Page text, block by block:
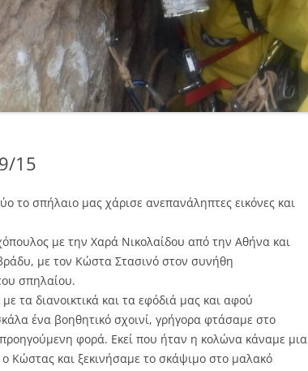
15
το σπήλαιο μας χάρισε ανεπανάληπτες εικόνες και
με την Χαρά Νικολαίδου από την Αθήνα και
με τον Κώστα Στασινό στον συνήθη
σπηλαίου.
τα διανοικτικά και τα εφόδιά μας και αφού
ένα βοηθητικό σχοινί, γρήγορα φτάσαμε στο
φορά. Εκεί που ήταν η κολώνα κάναμε μια
Κώστας και ξεκινήσαμε το σκάψιμο στο μαλακό